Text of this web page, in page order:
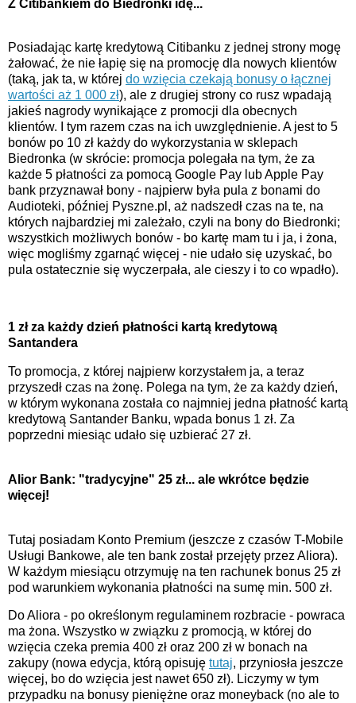
Z Citibankiem do Biedronki idę...
Posiadając kartę kredytową Citibanku z jednej strony mogę
żałować, że nie łapię się na promocję dla nowych klientów
(taką, jak ta, w której do wzięcia czekają bonusy o łącznej
wartości aż 1 000 zł), ale z drugiej strony co rusz wpadają
jakieś nagrody wynikające z promocji dla obecnych
klientów. I tym razem czas na ich uwzględnienie. A jest to 5
bonów po 10 zł każdy do wykorzystania w sklepach
Biedronka (w skrócie: promocja polegała na tym, że za
każde 5 płatności za pomocą Google Pay lub Apple Pay
bank przyznawał bony - najpierw była pula z bonami do
Audioteki, później Pyszne.pl, aż nadszedł czas na te, na
których najbardziej mi zależało, czyli na bony do Biedronki;
wszystkich możliwych bonów - bo kartę mam tu i ja, i żona,
więc mogliśmy zgarnąć więcej - nie udało się uzyskać, bo
pula ostatecznie się wyczerpała, ale cieszy i to co wpadło).
1 zł za każdy dzień płatności kartą kredytową
Santandera
To promocja, z której najpierw korzystałem ja, a teraz
przyszedł czas na żonę. Polega na tym, że za każdy dzień,
w którym wykonana została co najmniej jedna płatność kartą
kredytową Santander Banku, wpada bonus 1 zł. Za
poprzedni miesiąc udało się uzbierać 27 zł.
Alior Bank: "tradycyjne" 25 zł... ale wkrótce będzie
więcej!
Tutaj posiadam Konto Premium (jeszcze z czasów T-Mobile
Usługi Bankowe, ale ten bank został przejęty przez Aliora).
W każdym miesiącu otrzymuję na ten rachunek bonus 25 zł
pod warunkiem wykonania płatności na sumę min. 500 zł.
Do Aliora - po określonym regulaminem rozbracie - powraca
ma żona. Wszystko w związku z promocją, w której do
wzięcia czeka premia 400 zł oraz 200 zł w bonach na
zakupy (nowa edycja, którą opisuję tutaj, przyniosła jeszcze
więcej, bo do wzięcia jest nawet 650 zł). Liczymy w tym
przypadku na bonusy pieniężne oraz moneyback (no ale to